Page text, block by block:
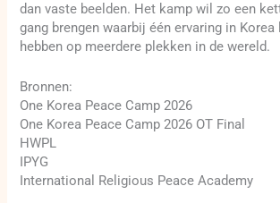
dan vaste beelden. Het kamp wil zo een
gang brengen waarbij één ervaring in
hebben op meerdere plekken in de wereld.
Bronnen:
One Korea Peace Camp 2026
One Korea Peace Camp 2026 OT Final
HWPL
IPYG
International Religious Peace Academy